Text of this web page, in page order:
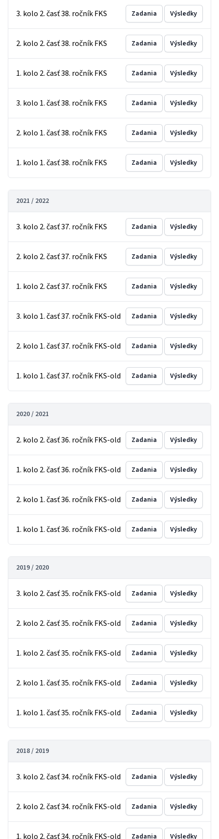
3. kolo 2. časť 38. ročník FKS Zadania Výsledky
2. kolo 2. časť 38. ročník FKS Zadania Výsledky
1. kolo 2. časť 38. ročník FKS Zadania Výsledky
3. kolo 1. časť 38. ročník FKS Zadania Výsledky
2. kolo 1. časť 38. ročník FKS Zadania Výsledky
1. kolo 1. časť 38. ročník FKS Zadania Výsledky
2021 / 2022
3. kolo 2. časť 37. ročník FKS Zadania Výsledky
2. kolo 2. časť 37. ročník FKS Zadania Výsledky
1. kolo 2. časť 37. ročník FKS Zadania Výsledky
3. kolo 1. časť 37. ročník FKS-old Zadania Výsledky
2. kolo 1. časť 37. ročník FKS-old Zadania Výsledky
1. kolo 1. časť 37. ročník FKS-old Zadania Výsledky
2020 / 2021
2. kolo 2. časť 36. ročník FKS-old Zadania Výsledky
1. kolo 2. časť 36. ročník FKS-old Zadania Výsledky
2. kolo 1. časť 36. ročník FKS-old Zadania Výsledky
1. kolo 1. časť 36. ročník FKS-old Zadania Výsledky
2019 / 2020
3. kolo 2. časť 35. ročník FKS-old Zadania Výsledky
2. kolo 2. časť 35. ročník FKS-old Zadania Výsledky
1. kolo 2. časť 35. ročník FKS-old Zadania Výsledky
2. kolo 1. časť 35. ročník FKS-old Zadania Výsledky
1. kolo 1. časť 35. ročník FKS-old Zadania Výsledky
2018 / 2019
3. kolo 2. časť 34. ročník FKS-old Zadania Výsledky
2. kolo 2. časť 34. ročník FKS-old Zadania Výsledky
1. kolo 2. časť 34. ročník FKS-old Zadania Výsledky